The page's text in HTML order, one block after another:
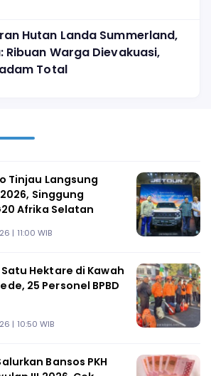
Hutan Landa Summerland,
Ribuan Warga Dievakuasi,
Total
Tinjau Langsung
Singgung
Afrika Selatan
| 11:00 WIB
Hektare di Kawah
25 Personel BPBD
| 10:50 WIB
Bansos PKH